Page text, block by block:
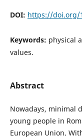
DOI: https://doi.org/
Keywords: physical
values.
Abstract
Nowadays, minimal
young people in
European Union.